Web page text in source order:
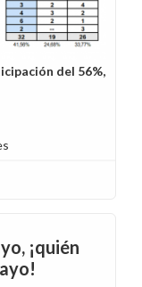
del 56%,
¡quién